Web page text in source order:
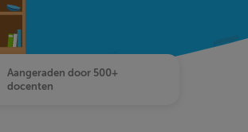
Aangeraden door 500+
docenten